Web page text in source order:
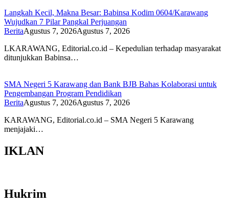
Langkah Kecil, Makna Besar: Babinsa Kodim 0604/Karawang
Wujudkan 7 Pilar Pangkal Perjuangan
BeritaAgustus 7, 2026Agustus 7, 2026
LKARAWANG, Editorial.co.id – Kepedulian terhadap masyarakat
ditunjukkan Babinsa…
SMA Negeri 5 Karawang dan Bank BJB Bahas Kolaborasi untuk
Pengembangan Program Pendidikan
BeritaAgustus 7, 2026Agustus 7, 2026
KARAWANG, Editorial.co.id – SMA Negeri 5 Karawang
menjajaki…
IKLAN
Hukrim